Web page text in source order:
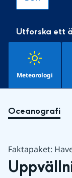
Utforska ett
Meteorologi
Oceanografi
Faktapaket: